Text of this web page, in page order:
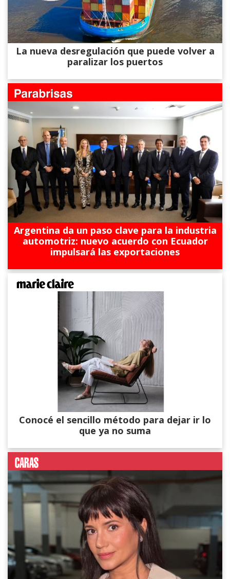
La nueva desregulación que puede volver a
paralizar los puertos
Argentina da un paso clave para la industria
automotriz: nuevo acuerdo con Ecuador
impulsará las exportaciones
Conocé el sencillo método para dejar ir lo
que ya no suma